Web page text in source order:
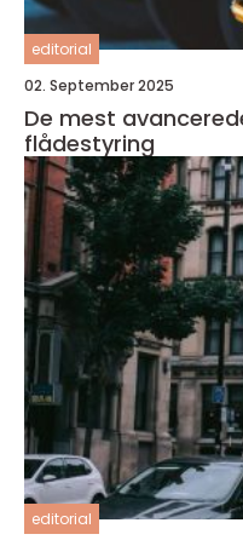
editorial
02. September 2025
De mest
flådestyring
editorial